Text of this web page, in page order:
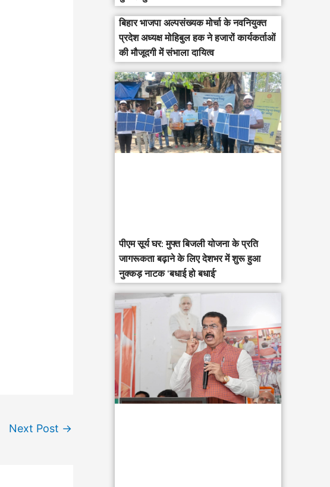
Next Post →
बिहार भाजपा अल्पसंख्यक मोर्चा के नवनियुक्त
प्रदेश अध्यक्ष मोहिबुल हक ने हजारों कार्यकर्ताओं
की मौजूदगी में संभाला दायित्व
पीएम सूर्य घर: मुफ्त बिजली योजना के प्रति
जागरूकता बढ़ाने के लिए देशभर में शुरू हुआ
नुक्कड़ नाटक ‘बधाई हो बधाई’